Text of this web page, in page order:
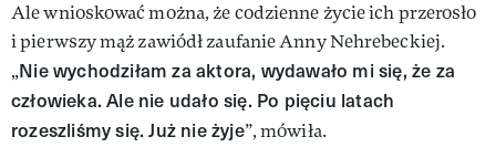
Ale wnioskować można, że codzienne życie ich przerosło
i pierwszy mąż zawiódł zaufanie Anny Nehrebeckiej.
„Nie wychodziłam za aktora, wydawało mi się, że za
człowieka. Ale nie udało się. Po pięciu latach
rozeszliśmy się. Już nie żyje”, mówiła.